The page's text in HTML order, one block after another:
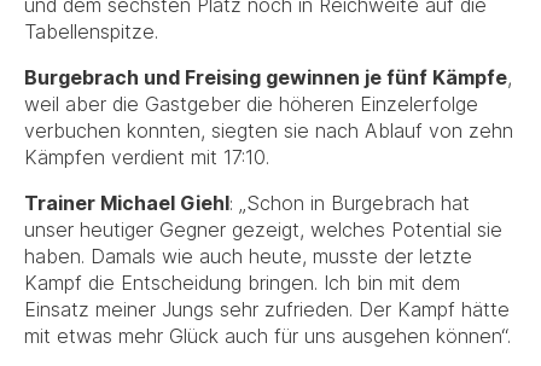
und dem sechsten Platz noch in Reichweite auf die
Tabellenspitze.
Burgebrach und Freising gewinnen je fünf Kämpfe,
weil aber die Gastgeber die höheren Einzelerfolge
verbuchen konnten, siegten sie nach Ablauf von zehn
Kämpfen verdient mit 17:10.
Trainer Michael Giehl: „Schon in Burgebrach hat
unser heutiger Gegner gezeigt, welches Potential sie
haben. Damals wie auch heute, musste der letzte
Kampf die Entscheidung bringen. Ich bin mit dem
Einsatz meiner Jungs sehr zufrieden. Der Kampf hätte
mit etwas mehr Glück auch für uns ausgehen können“.